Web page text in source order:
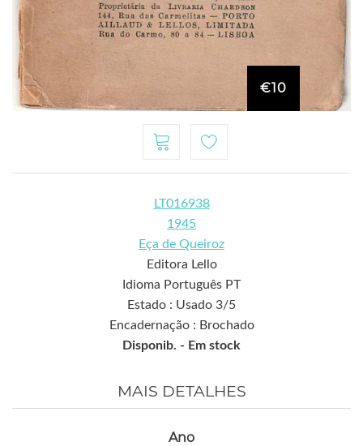
€10
LT016938
1945
Eça de Queiroz
Editora Lello
Idioma Português PT
Estado : Usado 3/5
Encadernação : Brochado
Disponib. - Em stock
MAIS DETALHES
Ano